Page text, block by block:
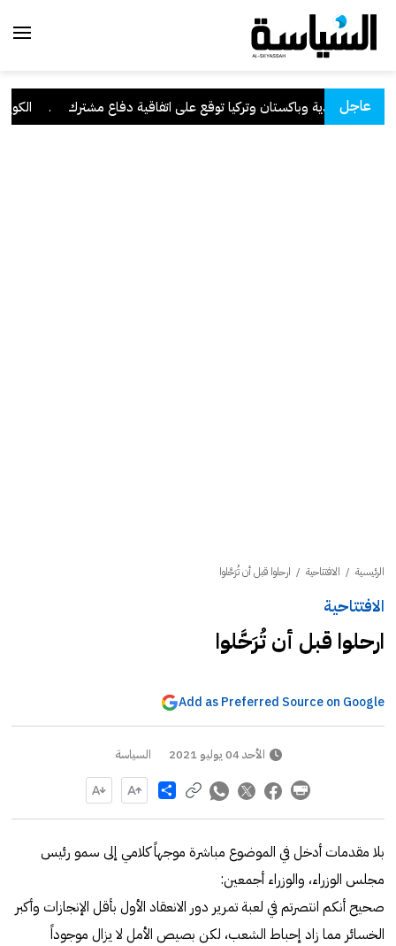
عاجل
السعودية وباكستان وتركيا توقع على اتفاقية دفاع مشترك . الكويت
الرئيسية / الافتتاحية / ارحلوا قبل أن تُرَحَّلوا
الافتتاحية
ارحلوا قبل أن تُرَحَّلوا
Add as Preferred Source on Google
الأحد 04 يوليو 2021 السياسة
Share
بلا مقدمات أدخل في الموضوع مباشرة موجهاً كلامي إلى سمو رئيس
مجلس الوزراء، والوزراء أجمعين:
صحيح أنكم انتصرتم في لعبة تمرير دور الانعقاد الأول بأقل الإنجازات وأكبر
الخسائر مما زاد إحباط الشعب، لكن بصيص الأمل لا يزال موجوداً